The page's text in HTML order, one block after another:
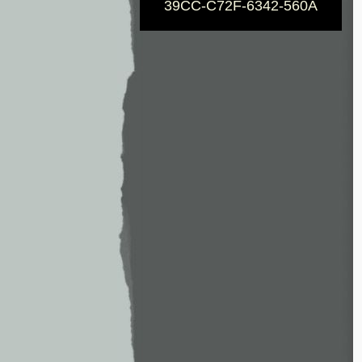
39CC-C72F-6342-560A